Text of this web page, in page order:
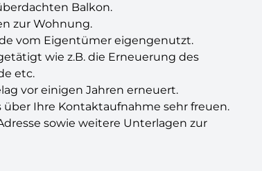
Balkon.
zur Wohnung.
vom Eigentümer eigengenutzt.
wie z.B. die Erneuerung des
etc.
vor einigen Jahren erneuert.
Ihre Kontaktaufnahme sehr freuen.
sowie weitere Unterlagen zur